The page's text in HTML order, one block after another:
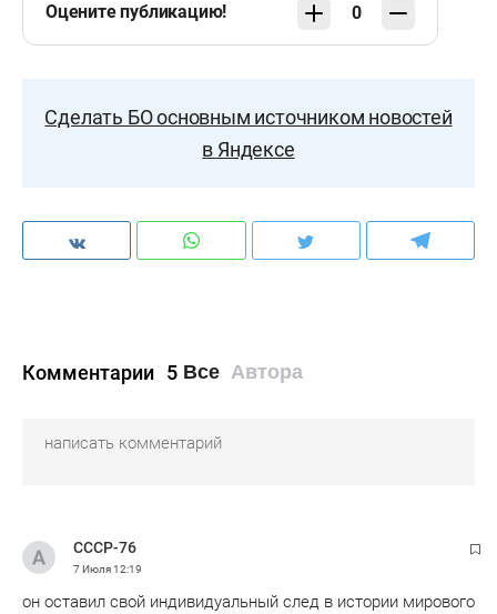
Оцените публикацию! 0
Сделать БО основным источником новостей
в Яндексе
Комментарии 5 Все Автора
СССР-76
7 Июля12:19
он оставил свой индивидуальный след в истории мирового